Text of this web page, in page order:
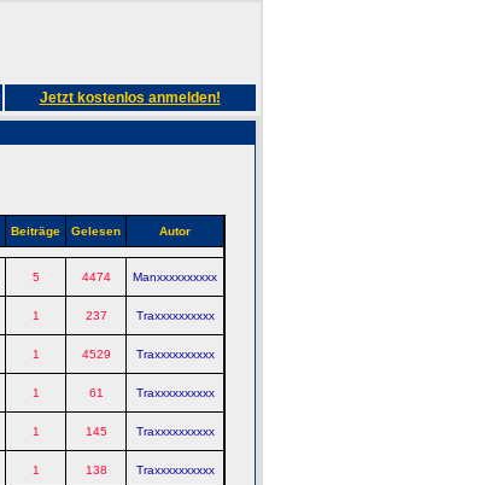
Jetzt kostenlos anmelden!
Beiträge Gelesen Autor
5 4474 Manxxxxxxxxxx
1 237 Traxxxxxxxxxx
1 4529 Traxxxxxxxxxx
1 61 Traxxxxxxxxxx
1 145 Traxxxxxxxxxx
1 138 Traxxxxxxxxxx